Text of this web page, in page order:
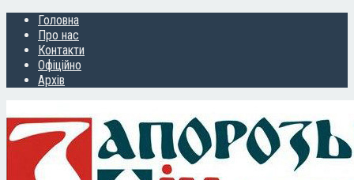
Головна
Про нас
Контакти
Офіційно
Архів